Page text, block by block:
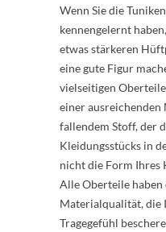
Wenn Sie die
kennengelernt
etwas stärkeren
eine gute Figur
vielseitigen
einer ausreichenden
fallendem Stoff, der
Kleidungsstücks in
nicht die Form Ihres
Alle Oberteile haben
Materialqualität, die
Tragegefühl